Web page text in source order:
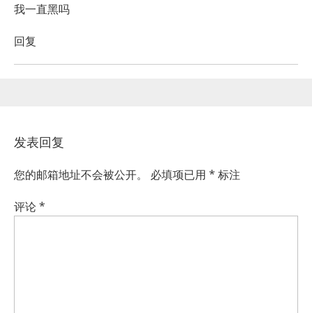
我一直黑吗
回复
发表回复
您的邮箱地址不会被公开。 必填项已用 * 标注
评论*